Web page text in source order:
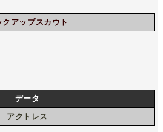
クアップスカウト
データ
アクトレス